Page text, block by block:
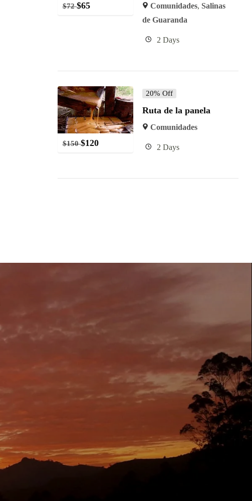
$72 $65 Comunidades, Salinas
de Guaranda
2 Days
$150 $120
20% Off
Ruta de la panela
Comunidades
2 Days